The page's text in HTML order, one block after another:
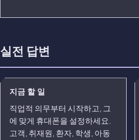
실전 답변
지금 할 일
직업적 의무부터 시작하고, 그
에 맞게 휴대폰을 설정하세요.
고객, 취재원, 환자, 학생, 아동